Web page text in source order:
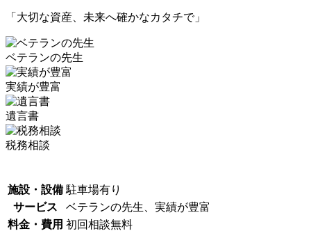
「大切な資産、未来へ確かなカタチで」
ベテランの先生
実績が豊富
遺言書
税務相談
施設・設備 駐車場有り
サービス
ベテランの先生、実績が豊富
料金・費用 初回相談無料